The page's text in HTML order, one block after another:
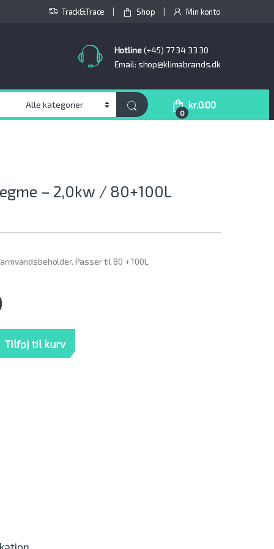
Track&Trace Shop Min konto
Hotline(+45) 77 34 33 30
Email: shop@klimabrands.dk
0
kr.0.00
– 2,0kw / 80+100L
Passer til 80 + 100L
Tilføj til kurv